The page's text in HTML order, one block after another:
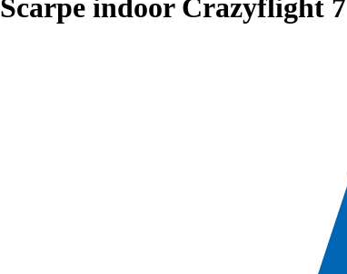
Scarpe indoor Crazyflight 7